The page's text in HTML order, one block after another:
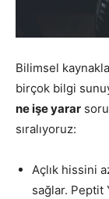
Bilimsel
birçok bilgi
ne işe yarar
sıralıyoruz:
Açlık hissini
sağlar. Peptit